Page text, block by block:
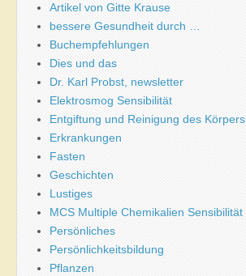
Artikel von Gitte Krause
bessere Gesundheit durch …
Buchempfehlungen
Dies und das
Dr. Karl Probst, newsletter
Elektrosmog Sensibilität
Entgiftung und Reinigung des Körpers
Erkrankungen
Fasten
Geschichten
Lustiges
MCS Multiple Chemikalien Sensibilität
Persönliches
Persönlichkeitsbildung
Pflanzen